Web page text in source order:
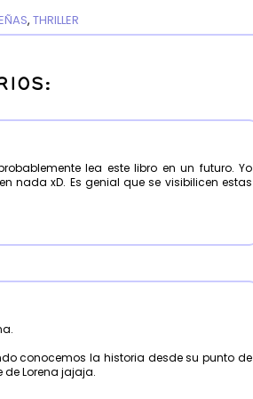
, THRILLER
lea este libro en un futuro. Yo
nada xD. Es genial que se visibilicen estas
conocemos la historia desde su punto de
de Lorena jajaja.